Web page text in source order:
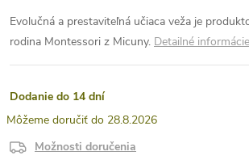
Evolučná a prestaviteľná učiaca veža je
rodina Montessori z Micuny. Detailné informácie
Dodanie do 14 dní
28.8.2026
Možnosti doručenia